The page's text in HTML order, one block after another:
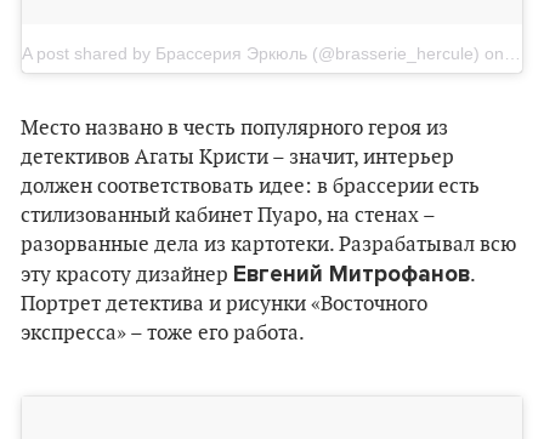
A post shared by Брассерия Эркюль (@brasserie_hercule) on
Место названо в честь популярного героя из
детективов Агаты Кристи – значит, интерьер
должен соответствовать идее: в брассерии есть
стилизованный кабинет Пуаро, на стенах –
разорванные дела из картотеки. Разрабатывал всю
эту красоту дизайнер Евгений Митрофанов.
Портрет детектива и рисунки «Восточного
экспресса» – тоже его работа.